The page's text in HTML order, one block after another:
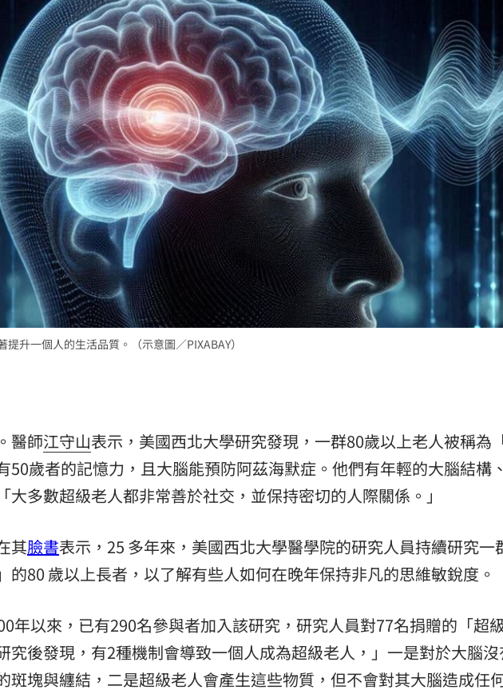
賽盃歷史進球王 18:35
電嘉義廠請神鎮煞 18:22
20:31
15:27
直播 18:00
追星吃美食！ 18:15
升一個人的生活品質。（示意圖／PIXABAY）
醫師江守山表示，美國西北大學研究發現，一群80歲以上老人被稱為
50歲者的記憶力，且大腦能預防阿茲海默症。他們有年輕的大腦結構、
大多數超級老人都非常善於社交，並保持密切的人際關係。」
其臉書表示，25 多年來，美國西北大學醫學院的研究人員持續研究一
的80 歲以上長者，以了解有些人如何在晚年保持非凡的思維敏銳度。
年以來，已有290名參與者加入該研究，研究人員對77名捐贈的「超
究後發現，有2種機制會導致一個人成為超級老人，」一是對於大腦沒
斑塊與纏結，二是超級老人會產生這些物質，但不會對其大腦造成任